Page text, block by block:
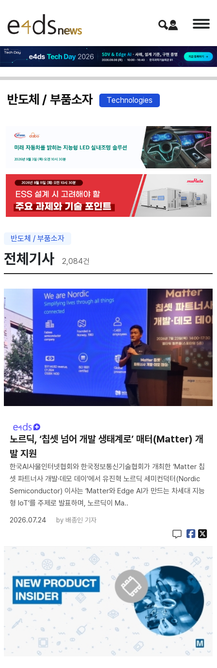
반도체 / 부품소자 Technologies
반도체 / 부품소자
전체기사 2,084건
노르딕, ‘칩셋 넘어 개발 생태계로’ 매터(Matter) 개
발 지원
한국AI사물인터넷협회와 한국정보통신기술협회가 개최한 ‘Matter 칩
셋 파트너사 개발·데모 데이’에서 유진혁 노르딕 세미컨덕터(Nordic
Semiconductor) 이사는 ‘Matter와 Edge AI가 만드는 차세대 지능
형 IoT’를 주제로 발표하며, 노르딕이 Ma..
2026.07.24
by 배종인 기자